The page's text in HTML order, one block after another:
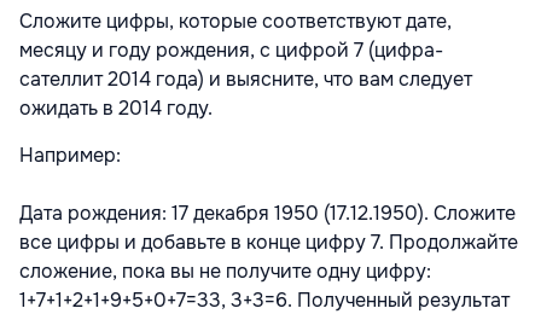
Сложите цифры, которые соответствуют дате,
месяцу и году рождения, с цифрой 7 (цифра-
сателлит 2014 года) и выясните, что вам следует
ожидать в 2014 году.
Например:
Дата рождения: 17 декабря 1950 (17.12.1950). Сложите
все цифры и добавьте в конце цифру 7. Продолжайте
сложение, пока вы не получите одну цифру:
1+7+1+2+1+9+5+0+7=33, 3+3=6. Полученный результат